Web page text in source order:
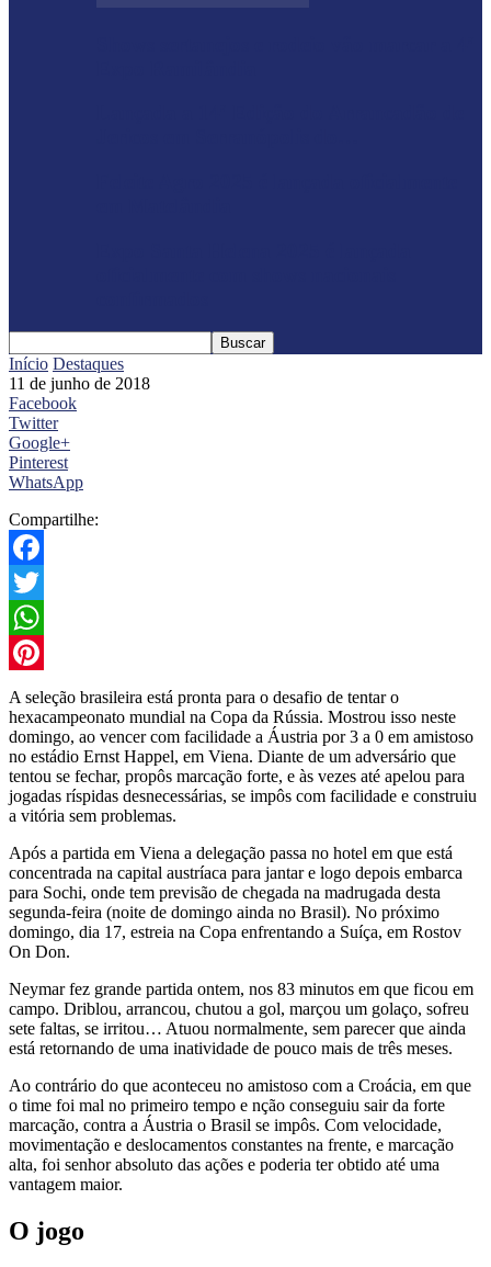
Início Destaques
11 de junho de 2018
Facebook
Twitter
Google+
Pinterest
WhatsApp
Compartilhe:
Facebook
Twitter
WhatsApp
Pinterest
A seleção brasileira está pronta para o desafio de tentar o
hexacampeonato mundial na Copa da Rússia. Mostrou isso neste
domingo, ao vencer com facilidade a Áustria por 3 a 0 em amistoso
no estádio Ernst Happel, em Viena. Diante de um adversário que
tentou se fechar, propôs marcação forte, e às vezes até apelou para
jogadas ríspidas desnecessárias, se impôs com facilidade e construiu
a vitória sem problemas.
Após a partida em Viena a delegação passa no hotel em que está
concentrada na capital austríaca para jantar e logo depois embarca
para Sochi, onde tem previsão de chegada na madrugada desta
segunda-feira (noite de domingo ainda no Brasil). No próximo
domingo, dia 17, estreia na Copa enfrentando a Suíça, em Rostov
On Don.
Neymar fez grande partida ontem, nos 83 minutos em que ficou em
campo. Driblou, arrancou, chutou a gol, marçou um golaço, sofreu
sete faltas, se irritou… Atuou normalmente, sem parecer que ainda
está retornando de uma inatividade de pouco mais de três meses.
Ao contrário do que aconteceu no amistoso com a Croácia, em que
o time foi mal no primeiro tempo e nção conseguiu sair da forte
marcação, contra a Áustria o Brasil se impôs. Com velocidade,
movimentação e deslocamentos constantes na frente, e marcação
alta, foi senhor absoluto das ações e poderia ter obtido até uma
vantagem maior.
O jogo